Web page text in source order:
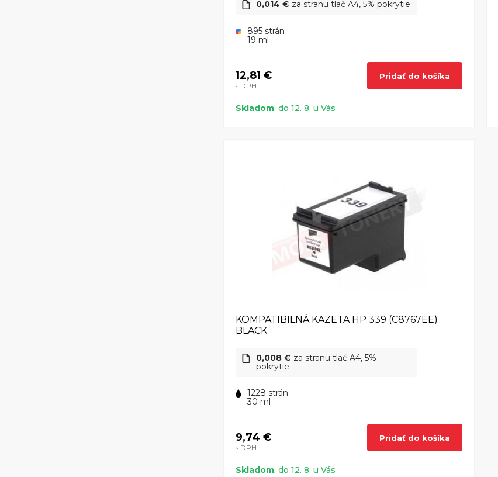
0,014 € za stranu tlač A4, 5% pokrytie
895 strán
19 ml
12,81 €
s DPH
Pridať do košíka
Skladom, do 12. 8. u Vás
KOMPATIBILNÁ KAZETA HP 339 (C8767EE)
BLACK
0,008 € za stranu tlač A4, 5%
pokrytie
1228 strán
30 ml
9,74 €
s DPH
Pridať do košíka
Skladom, do 12. 8. u Vás